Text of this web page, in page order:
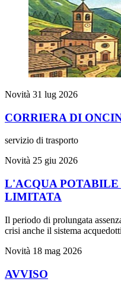
Novità 31 lug 2026
CORRIERA DI
servizio di trasporto
Novità 25 giu 2026
L'ACQUA POTABILE
LIMITATA
Il periodo di prolungata
crisi anche il sistema
Novità 18 mag 2026
AVVISO